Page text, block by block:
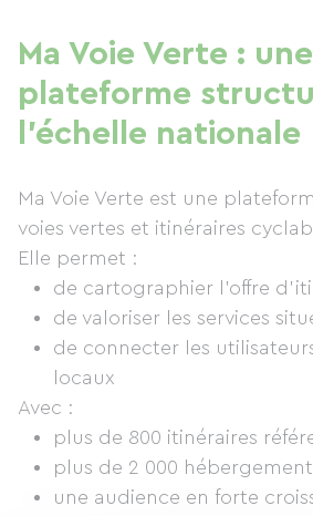
Ma Voie Verte : une
plateforme
l’échelle nationale
Ma Voie Verte est une
voies vertes et itinéraires
Elle permet :
de cartographier l’offre
de valoriser les services
de connecter les
locaux
Avec :
plus de 800 itinéraires
plus de 2 000
une audience en forte